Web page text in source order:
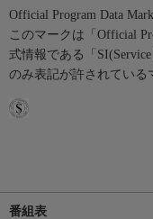
Official Program Data
このマークは「Official
式情報である「
のみ表記が許されている
番組表